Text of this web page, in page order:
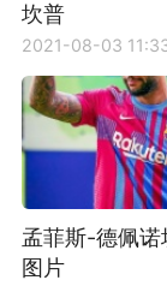
坎普
2021-08-03
孟菲斯-德佩诺
图片